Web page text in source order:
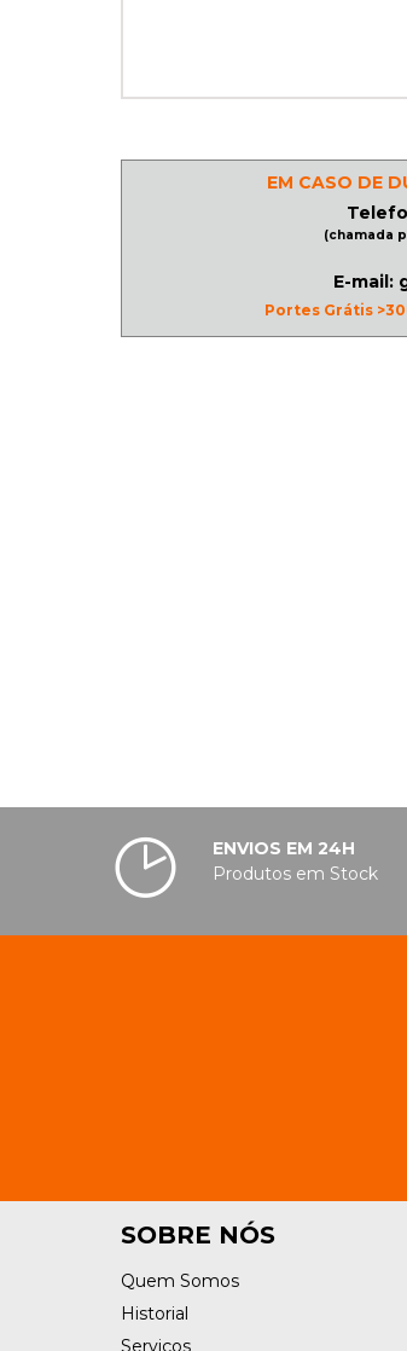
ROLLER
EM CASO DE
(chamada
E-mail:
Portes Grátis
ENVIOS EM 24H
Produtos em Stock
SOBRE NÓS
Quem Somos
Historial
Serviços